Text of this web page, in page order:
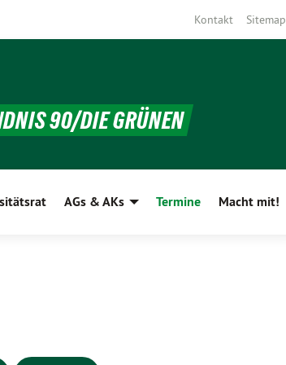
Kontakt Sitemap
90/DIE GRÜNEN
AGs & AKs Termine Macht mit!